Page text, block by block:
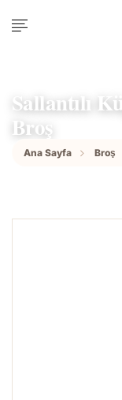
Sallantılı
Broş
Ana Sayfa Broş